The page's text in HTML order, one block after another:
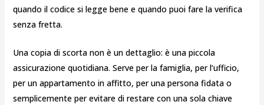
quando il codice si legge bene e quando puoi fare la verifica
senza fretta.
Una copia di scorta non è un dettaglio: è una piccola
assicurazione quotidiana. Serve per la famiglia, per l’ufficio,
per un appartamento in affitto, per una persona fidata o
semplicemente per evitare di restare con una sola chiave